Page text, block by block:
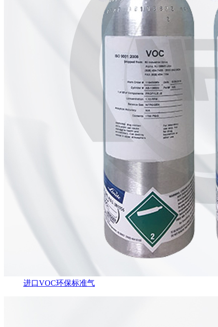
进口VOC环保标准气